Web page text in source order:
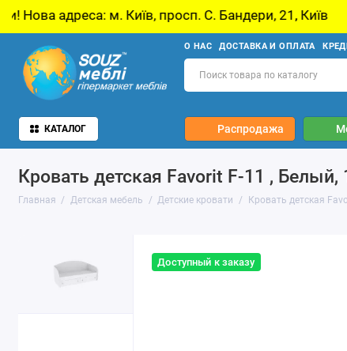
Київ, просп. С. Бандери, 21, Київ У
О НАС ДОСТАВКА И ОПЛАТА
КАТАЛОГ Распродажа
Кровать детская Favorit F-11 , Белый,
Главная Детская мебель Детские кровати Кровать детская
Доступный к заказу